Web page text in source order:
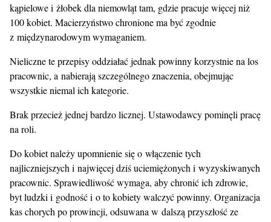
kąpielowe i żłobek dla niemowląt tam, gdzie pracuje więcej niż
100 kobiet. Macierzyństwo chronione ma być zgodnie
z międzynarodowym wymaganiem.
Nieliczne te przepisy oddziałać jednak powinny korzystnie na los
pracownic, a nabierają szczególnego znaczenia, obejmując
wszystkie niemal ich kategorie.
Brak przecież jednej bardzo licznej. Ustawodawcy pominęli pracę
na roli.
Do kobiet należy upomnienie się o włączenie tych
najliczniejszych i najwięcej dziś uciemiężonych i wyzyskiwanych
pracownic. Sprawiedliwość wymaga, aby chronić ich zdrowie,
byt ludzki i godność i o to kobiety walczyć powinny. Organizacja
kas chorych po prowincji, odsuwana w dalszą przyszłość ze